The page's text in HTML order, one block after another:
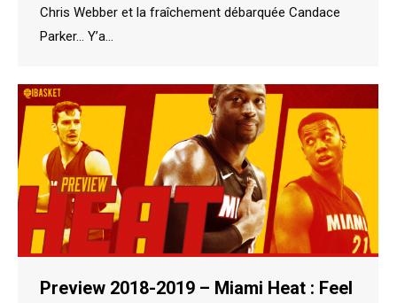
Chris Webber et la fraîchement débarquée Candace
Parker… Y’a…
Preview 2018-2019 – Miami Heat : Feel